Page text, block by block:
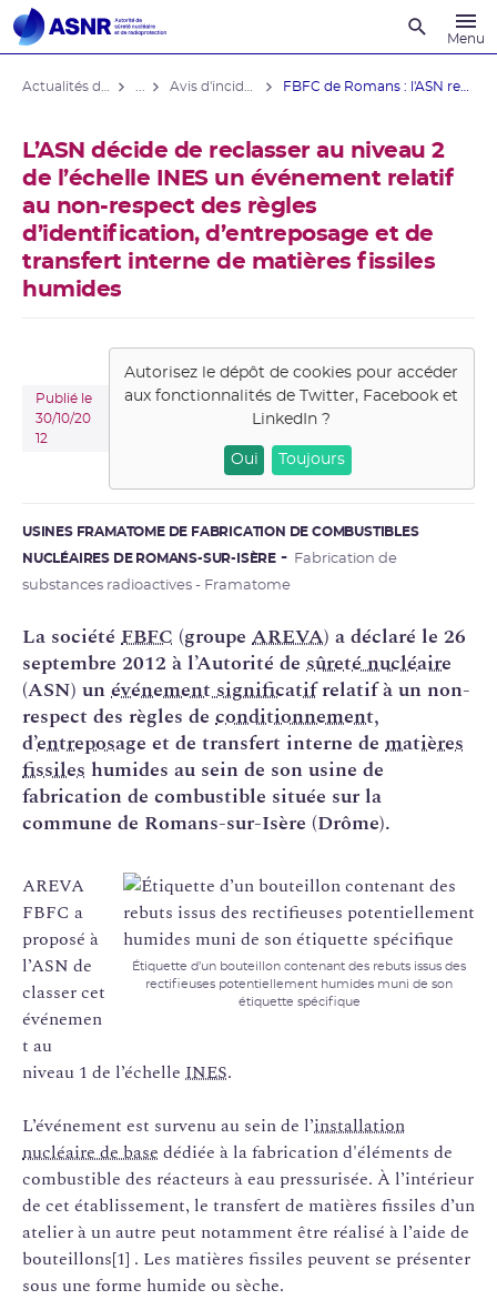
Menu
L’ASN décide de reclasser au niveau 2
de l’échelle INES un événement relatif
au non-respect des règles
d’identification, d’entreposage et de
transfert interne de matières fissiles
humides
Publié le
30/10/20
12
Autorisez le dépôt de cookies pour accéder
aux fonctionnalités deTwitter, Facebook et
LinkedIn ?
Oui Toujours
USINES FRAMATOME DE FABRICATION DE COMBUSTIBLES
NUCLÉAIRES DE ROMANS-SUR-ISÈRE
Fabrication de
substances radioactives - Framatome
La société FBFC (groupe AREVA) a déclaré le 26
septembre 2012 à l’Autorité de sûreté nucléaire
(ASN) unévénement significatifrelatif à un non-
respect des règles de conditionnement,
d’entreposage et de transfert interne de matières
fissiles humides au sein de son usine de
fabrication de combustible située sur la
commune de Romans-sur-Isère (Drôme).
Étiquette d’un bouteillon contenant des rebuts issus des
rectifieuses potentiellement humides muni de son
étiquette spécifique
AREVA
FBFC a
proposé à
l’ASN de
classer cet
événemen
t au
niveau 1 de l’échelle INES.
L’événement est survenu au sein de l’installation
nucléaire de base dédiée à la fabrication d'éléments de
combustible des réacteurs à eau pressurisée. À l’intérieur
de cet établissement, le transfert de matières fissiles d’un
atelier à un autre peut notamment être réalisé à l’aide de
bouteillons[1] . Les matières fissiles peuvent se présenter
sous une forme humide ou sèche.